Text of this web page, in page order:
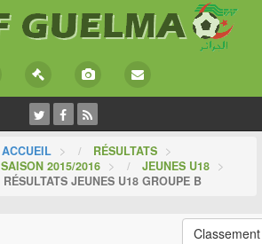
ACCUEIL > RÉSULTATS >
SAISON 2015/2016 > JEUNES U18 >
RÉSULTATS JEUNES U18 GROUPE B
Classement